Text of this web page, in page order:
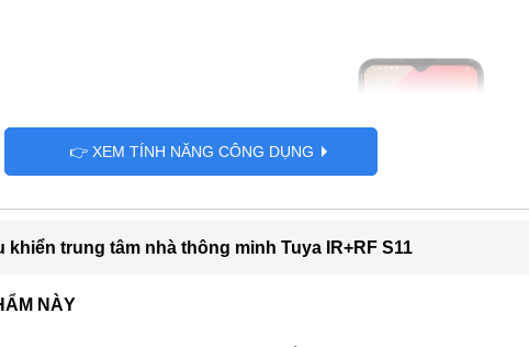
👉 XEM TÍNH NĂNG CÔNG DỤNG
khiển trung tâm nhà thông minh Tuya IR+RF S11
NÀY